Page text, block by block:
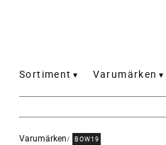
Sortiment Varumärken
Varumärken BOW19